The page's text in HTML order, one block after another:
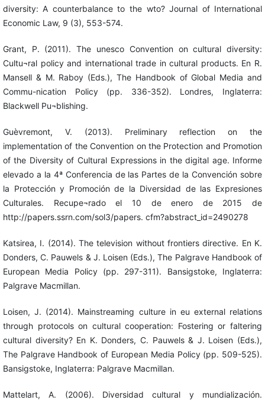
diversity: A counterbalance to the wto? Journal of International
Economic Law, 9 (3), 553-574.
Grant, P. (2011). The unesco Convention on cultural diversity:
Cultu¬ral policy and international trade in cultural products. En R.
Mansell & M. Raboy (Eds.), The Handbook of Global Media and
Commu-nication Policy (pp. 336-352). Londres, Inglaterra:
Blackwell Pu¬blishing.
Guèvremont, V. (2013). Preliminary reflection on the
implementation of the Convention on the Protection and Promotion
of the Diversity of Cultural Expressions in the digital age. Informe
elevado a la 4ª Conferencia de las Partes de la Convención sobre
la Protección y Promoción de la Diversidad de las Expresiones
Culturales. Recupe¬rado el 10 de enero de 2015 de
http://papers.ssrn.com/sol3/papers. cfm?abstract_id=2490278
Katsirea, I. (2014). The television without frontiers directive. En K.
Donders, C. Pauwels & J. Loisen (Eds.), The Palgrave Handbook of
European Media Policy (pp. 297-311). Bansigstoke, Inglaterra:
Palgrave Macmillan.
Loisen, J. (2014). Mainstreaming culture in eu external relations
through protocols on cultural cooperation: Fostering or faltering
cultural diversity? En K. Donders, C. Pauwels & J. Loisen (Eds.),
The Palgrave Handbook of European Media Policy (pp. 509-525).
Bansigstoke, Inglaterra: Palgrave Macmillan.
Mattelart, A. (2006). Diversidad cultural y mundialización.